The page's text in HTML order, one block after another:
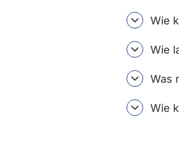
Wie
Wie
Was
Wie